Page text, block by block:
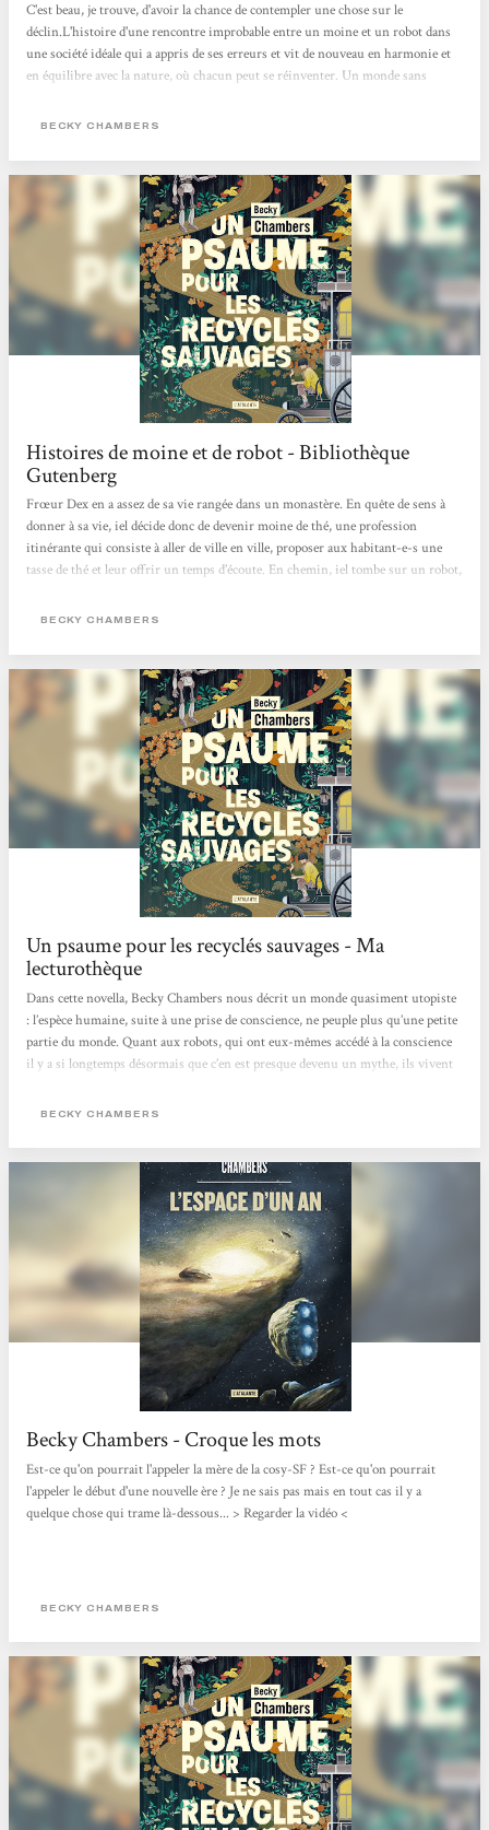
C'est beau, je trouve, d'avoir la chance de contempler une chose sur le
déclin.L'histoire d'une rencontre improbable entre un moine et un robot dans
une société idéale qui a appris de ses erreurs et vit de nouveau en harmonie et
en équilibre avec la nature, où chacun peut se réinventer. Un monde sans
beau ! Je recommande :) Charlotte Muxu !!
BECKY CHAMBERS
Histoires de moine et de robot - Bibliothèque
Gutenberg
Frœur Dex en a assez de sa vie rangée dans un monastère. En quête de sens à
donner à sa vie, iel décide donc de devenir moine de thé, une profession
itinérante qui consiste à aller de ville en ville, proposer aux habitant-e-s une
tasse de thé et leur offrir un temps d’écoute. En chemin, iel tombe sur un robot,
son espèce est partie vivre dans la nature. Celui-ci vient avec une question à
Commence...
BECKY CHAMBERS
Un psaume pour les recyclés sauvages - Ma
lecturothèque
Dans cette novella, Becky Chambers nous décrit un monde quasiment utopiste
: l’espèce humaine, suite à une prise de conscience, ne peuple plus qu’une petite
partie du monde. Quant aux robots, qui ont eux-mêmes accédé à la conscience
il y a si longtemps désormais que c’en est presque devenu un mythe, ils vivent
vivent sans ce genre d’intelligence artificielle, changeant au passage leur rapport
suivons. Dex est moine mais sa...
BECKY CHAMBERS
Becky Chambers - Croque les mots
Est-ce qu'on pourrait l'appeler la mère de la cosy-SF ? Est-ce qu'on pourrait
l'appeler le début d'une nouvelle ère ? Je ne sais pas mais en tout cas il y a
quelque chose qui trame là-dessous... > Regarder la vidéo <
BECKY CHAMBERS